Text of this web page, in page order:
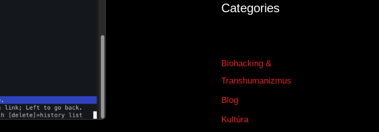
Categories
Biohacking &
Transhumanizmus
Blog
Kultúra